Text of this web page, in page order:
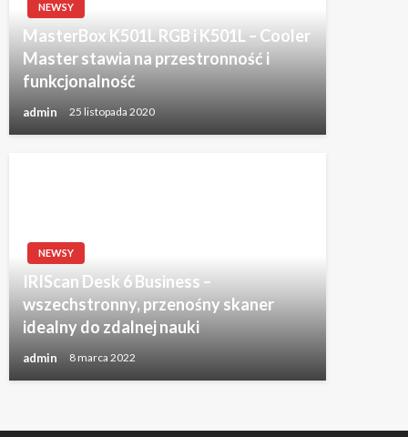
NEWSY
MasterBox K501L RGB i K501L – Cooler
Master stawia na przestronność i
funkcjonalność
admin 25 listopada 2020
NEWSY
IRIScan Desk 6 Business –
wszechstronny, przenośny skaner
idealny do zdalnej nauki
admin 8 marca 2022